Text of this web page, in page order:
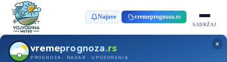
Najave vremeprognoza.rs
SADRŽAJ
vremeprognoza.rs
PROGNOZA · RADAR · UPOZORENJA
×